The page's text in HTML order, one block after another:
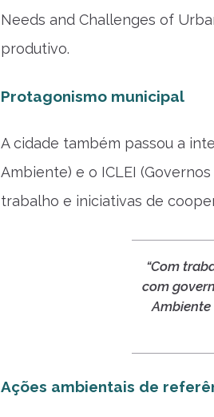
Needs and Challenges of
produtivo.
Protagonismo municipal
A cidade também passou a
Ambiente) e o ICLEI
trabalho e iniciativas de
“Com
com
Ações ambientais de